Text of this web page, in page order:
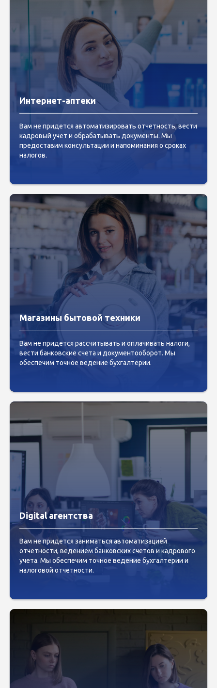
Интернет-аптеки
Вам не придется автоматизировать отчетность, вести
кадровый учет и обрабатывать документы. Мы
предоставим консультации и напоминания о сроках
налогов.
Магазины бытовой техники
Вам не придется рассчитывать и оплачивать налоги,
вести банковские счета и документооборот. Мы
обеспечим точное ведение бухгалтерии.
Digital агентства
Вам не придется заниматься автоматизацией
отчетности, ведением банковских счетов и кадрового
учета. Мы обеспечим точное ведение бухгалтерии и
налоговой отчетности.